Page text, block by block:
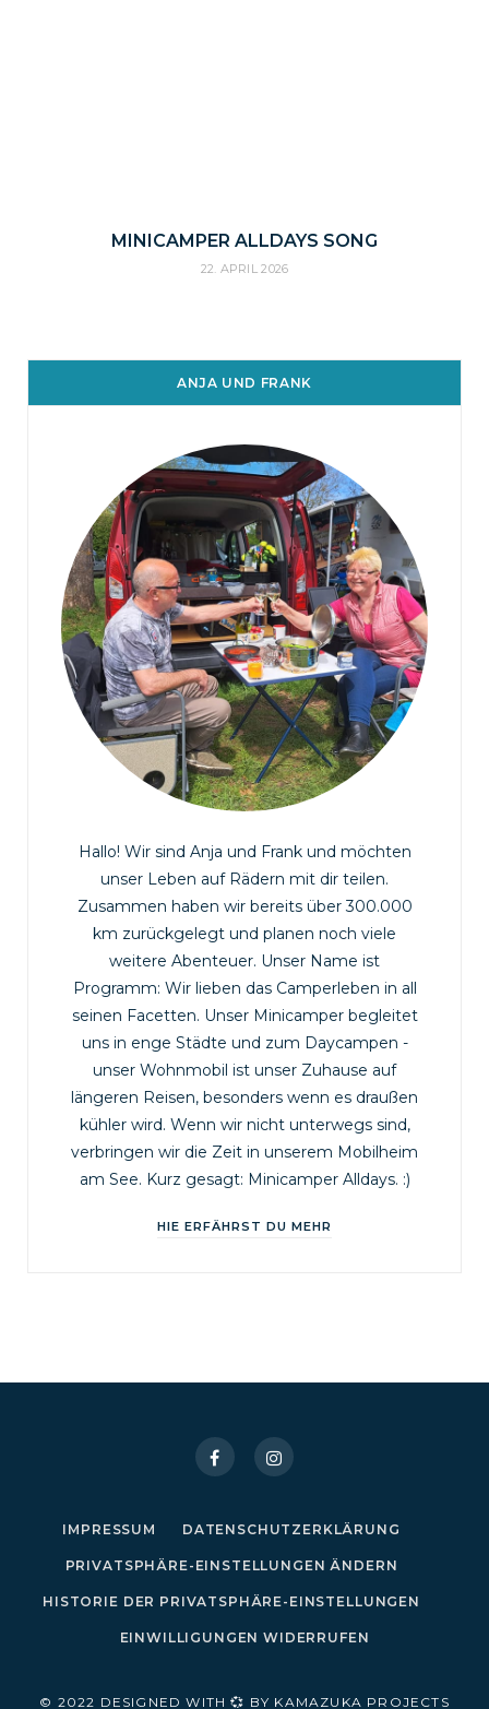
MINICAMPER ALLDAYS SONG
22. APRIL 2026
ANJA UND FRANK
Hallo! Wir sind Anja und Frank und möchten
unser Leben auf Rädern mit dir teilen.
Zusammen haben wir bereits über 300.000
km zurückgelegt und planen noch viele
weitere Abenteuer. Unser Name ist
Programm: Wir lieben das Camperleben in all
seinen Facetten. Unser Minicamper begleitet
uns in enge Städte und zum Daycampen -
unser Wohnmobil ist unser Zuhause auf
längeren Reisen, besonders wenn es draußen
kühler wird. Wenn wir nicht unterwegs sind,
verbringen wir die Zeit in unserem Mobilheim
am See. Kurz gesagt: Minicamper Alldays. :)
HIE ERFÄHRST DU MEHR
IMPRESSUM DATENSCHUTZERKLÄRUNG
PRIVATSPHÄRE-EINSTELLUNGEN ÄNDERN
HISTORIE DER PRIVATSPHÄRE-EINSTELLUNGEN
EINWILLIGUNGEN WIDERRUFEN
© 2022 DESIGNED WITH 💞 BY KAMAZUKA PROJECTS